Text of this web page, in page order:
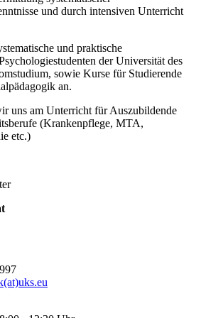
und durch intensiven Unterricht
und praktische
der Universität des
sowie Kurse für Studierende
an.
uns am Unterricht für Auszubildende
(Krankenpflege, MTA,
etc.)